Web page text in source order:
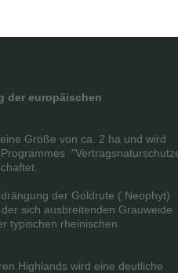
der europäischen
Größe von ca. 2 ha und wird
der Goldrute ( Neophyt)
sich ausbreitenden Grauweide
typischen rheinischen
Highlands wird eine deutliche